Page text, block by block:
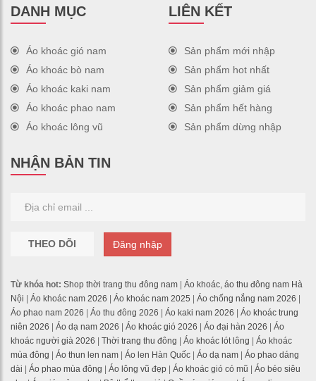
DANH MỤC
Áo khoác gió nam
Áo khoác bò nam
Áo khoác kaki nam
Áo khoác phao nam
Áo khoác lông vũ
LIÊN KẾT
Sản phẩm mới nhập
Sản phẩm hot nhất
Sản phẩm giảm giá
Sản phẩm hết hàng
Sản phẩm dừng nhập
NHẬN BẢN TIN
THEO DÕI Đăng nhập
Từ khóa hot: Shop thời trang thu đông nam
Áo khoác, áo thu đông nam Hà
Nội
Áo khoác nam 2026 Áo khoác nam 2025 Áo chống nắng nam 2026
Áo phao nam 2026
Áo thu đông 2026 Áo kaki nam 2026
Áo khoác trung
niên 2026
Áo dạ nam 2026 Áo khoác gió 2026 Áo đại hàn 2026
Áo
khoác người già 2026
Thời trang thu đông Áo khoác lót lông
Áo khoác
mùa đông
Áo thun len nam Áo len Hàn Quốc Áo dạ nam
Áo phao dáng
dài
Áo phao mùa đông Áo lông vũ đẹp Áo khoác gió có mũ
Áo béo siêu